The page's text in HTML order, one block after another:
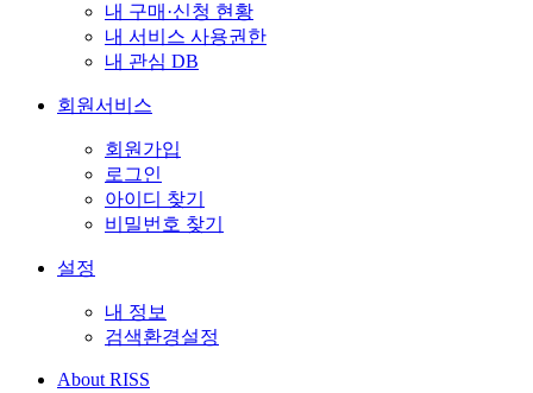
내 구매·신청 현황
내 서비스 사용권한
내 관심 DB
회원서비스
회원가입
로그인
아이디 찾기
비밀번호 찾기
설정
내 정보
검색환경설정
About RISS